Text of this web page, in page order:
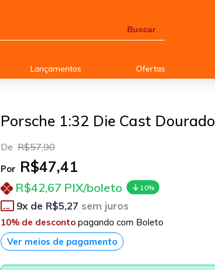
Buscar
Lançamentos Ofertas
Porsche 1:32 Die Cast Dourado
De R$57,90
Por R$47,41
R$42,67 PIX/boleto 10%
9x de R$5,27 sem juros
10% de desconto pagando com Boleto
Ver meios de pagamento